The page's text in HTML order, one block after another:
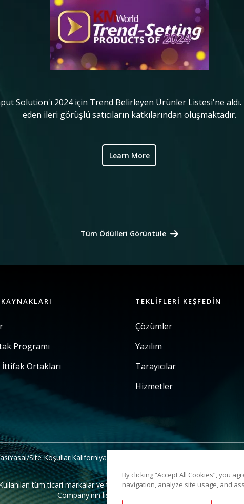
Solution'ı 2024 için Trend Belirleyen Ürünler Listesi'ne
eden ileri görüşlü satıcıların katkılarından oluşmaktadır.
Learn More
Tüm Ödülleri Görüntüle
Programı
İttifak Ortakları
TEKLIFLERI KEŞFEDIN
Çözümler
Yazılım
Tarayıcılar
Hizmetler
Yasal/Site KoşullarıKaliforniya Tahsilat Bildirimi
tüm ticari markalar ve ticari isimler ilgili sahiplerinin
Company'nin lisansı altında kullanılmaktadır.
By clicking “Accept All Cookies”, you
navigation, analyze site usage, and